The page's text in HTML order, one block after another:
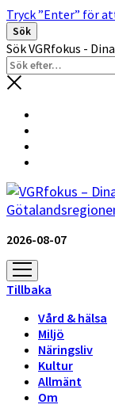
Tryck ”Enter” för
Sök
Sök VGRfokus -
2026-08-07
öppna
meny
Tillbaka
Vård & hälsa
Miljö
Näringsliv
Kultur
Allmänt
Om